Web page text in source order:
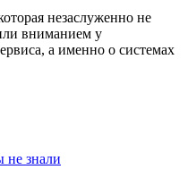
незаслуженно не
вниманием у
а именно о системах